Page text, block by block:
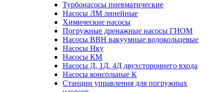
Турбонасосы пневматические
Насосы ЛМ линейные
Химические насосы
Погружные дренажные насосы ГНОМ
Насосы ВВН вакуумные водокольцевые
Насосы Нку
Насосы КМ
Насосы Д, 1Д, 4Д двухстороннего входа
Насосы консольные К
Станции управления для погружных